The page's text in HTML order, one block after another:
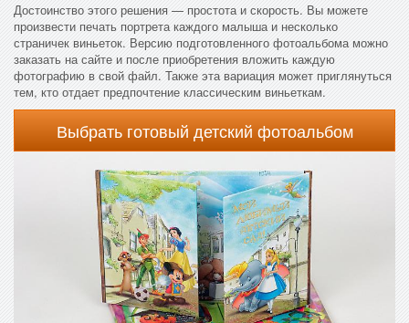
Достоинство этого решения — простота и скорость. Вы можете
произвести печать портрета каждого малыша и несколько
страничек виньеток. Версию подготовленного фотоальбома можно
заказать на сайте и после приобретения вложить каждую
фотографию в свой файл. Также эта вариация может приглянуться
тем, кто отдает предпочтение классическим виньеткам.
Выбрать готовый детский фотоальбом